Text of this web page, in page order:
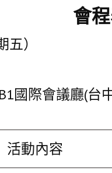
會
）
國際會議廳(台
活動內容